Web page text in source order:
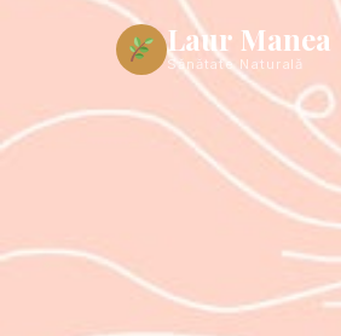
Laur Manea
Sănătate Naturală